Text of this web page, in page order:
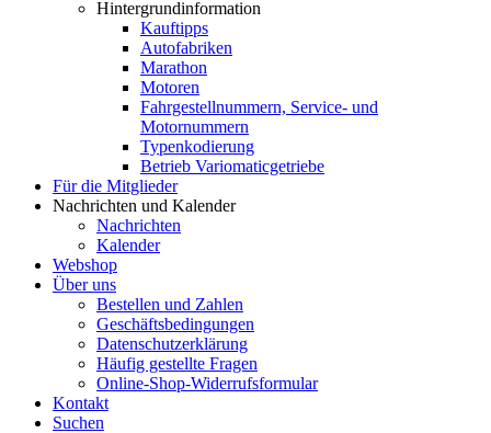
Hintergrundinformation
Kauftipps
Autofabriken
Marathon
Motoren
Fahrgestellnummern, Service- und
Motornummern
Typenkodierung
Betrieb Variomaticgetriebe
Für die Mitglieder
Nachrichten und Kalender
Nachrichten
Kalender
Webshop
Über uns
Bestellen und Zahlen
Geschäftsbedingungen
Datenschutzerklärung
Häufig gestellte Fragen
Online-Shop-Widerrufsformular
Kontakt
Suchen